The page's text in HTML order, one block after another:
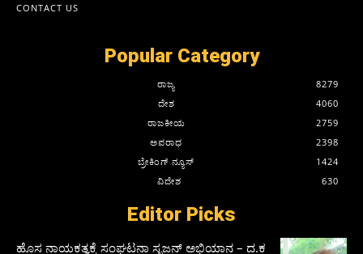
CONTACT US
Popular Category
ರಾಜ್ಯ
8279
ದೇಶ
4060
ರಾಜಕೀಯ
2759
ಅಪರಾಧ
2398
ಬ್ರೇಕಿಂಗ್ ನ್ಯೂಸ್
1424
ವಿದೇಶ
630
Editor Picks
ಹೊಸ ನಾಯಕತ್ವಕ್ಕೆ ಸಂಘಟನಾ ಸೃಜನ್ ಅಭಿಯಾನ – ದ.ಕ